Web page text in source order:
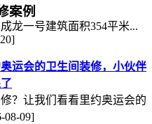
龙一号建筑面积354平米...
运会的卫生间装修，小伙伴
？让我们看看里约奥运会的
08-09]
案例